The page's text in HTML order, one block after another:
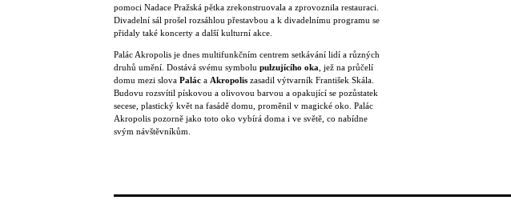
pomoci Nadace Pražská pětka zrekonstruovala a zprovoznila restauraci.
Divadelní sál prošel rozsáhlou přestavbou a k divadelnímu programu se
přidaly také koncerty a další kulturní akce.
Palác Akropolis je dnes multifunkčním centrem setkávání lidí a různých
druhů umění. Dostává svému symbolu pulzujícího oka , jež na průčelí
domu mezi slova Palác a Akropolis zasadil výtvarník František Skála.
Budovu rozsvítil pískovou a olivovou barvou a opakující se pozůstatek
secese, plastický květ na fasádě domu, proměnil v magické oko. Palác
Akropolis pozorně jako toto oko vybírá doma i ve světě, co nabídne
svým návštěvníkům.